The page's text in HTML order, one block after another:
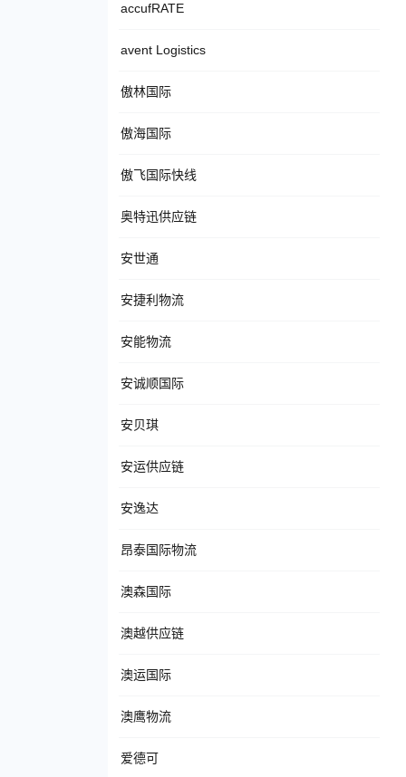
accufRATE
avent Logistics
傲林国际
傲海国际
傲飞国际快线
奥特迅供应链
安世通
安捷利物流
安能物流
安诚顺国际
安贝琪
安运供应链
安逸达
昂泰国际物流
澳森国际
澳越供应链
澳运国际
澳鹰物流
爱德可